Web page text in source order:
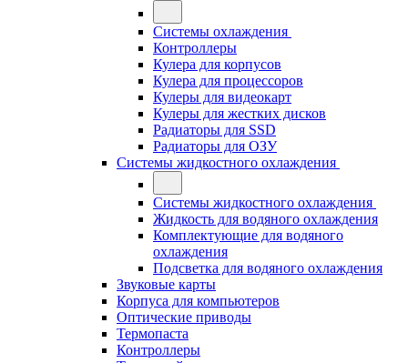
Системы охлаждения
Контроллеры
Кулера для корпусов
Кулера для процессоров
Кулеры для видеокарт
Кулеры для жестких дисков
Радиаторы для SSD
Радиаторы для ОЗУ
Системы жидкостного охлаждения
Системы жидкостного охлаждения
Жидкость для водяного охлаждения
Комплектующие для водяного
охлаждения
Подсветка для водяного охлаждения
Звуковые карты
Корпуса для компьютеров
Оптические приводы
Термопаста
Контроллеры